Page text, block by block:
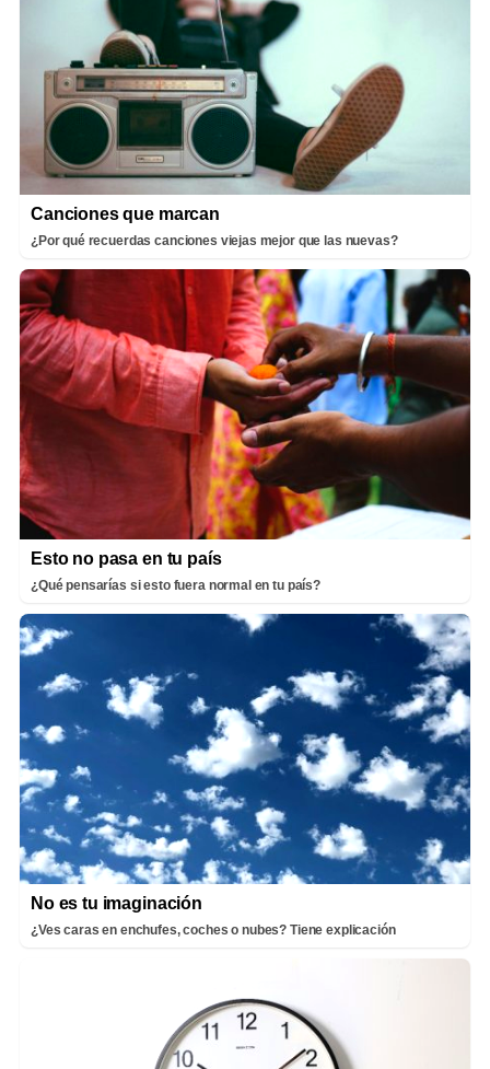
Canciones que marcan
¿Por qué recuerdas canciones viejas mejor que las nuevas?
Esto no pasa en tu país
¿Qué pensarías si esto fuera normal en tu país?
No es tu imaginación
¿Ves caras en enchufes, coches o nubes? Tiene explicación